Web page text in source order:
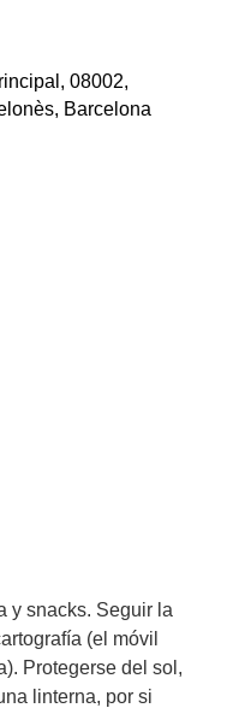
08002,
Barcelona
y snacks. Seguir la
(el móvil
Protegerse del sol,
linterna, por si